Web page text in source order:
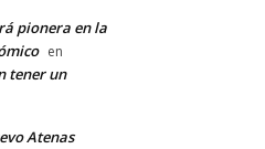
pionera en la
en
tener un
Atenas